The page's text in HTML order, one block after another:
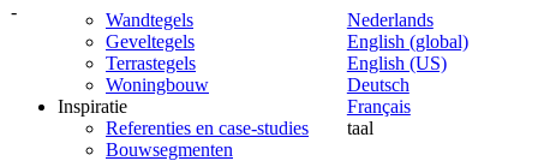
-
Nederlands
English (global)
English (US)
Deutsch
Français
taal
Wandtegels
Geveltegels
Terrastegels
Woningbouw
Inspiratie
Referenties en case-studies
Bouwsegmenten